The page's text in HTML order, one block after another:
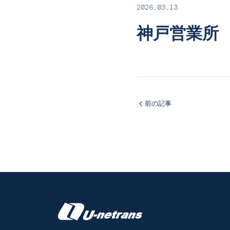
2026.03.13
神戸営業所
前の記事